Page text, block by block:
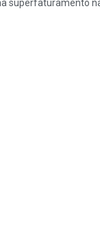
superfaturamento